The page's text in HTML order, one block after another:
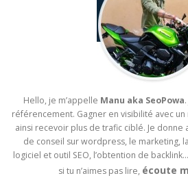
Hello, je m’appelle Manu aka SeoPowa
référencement. Gagner en visibilité avec
ainsi recevoir plus de trafic ciblé. Je donne
de conseil sur wordpress, le marketing,
logiciel et outil SEO, l’obtention de
si tu n’aimes pas lire, écoute